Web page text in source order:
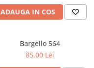
ADAUGA IN COS
Bargello 564
85,00 Lei